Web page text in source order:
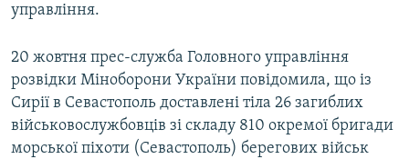
управління.
20 жовтня прес-служба Головного управління
розвідки Міноборони України повідомила, що із
Сирії в Севастополь доставлені тіла 26 загиблих
військовослужбовців зі складу 810 окремої бригади
морської піхоти (Севастополь) берегових військ